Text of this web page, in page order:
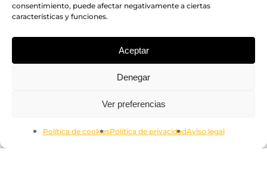
consentimiento, puede afectar negativamente a ciertas
características y funciones.
Aceptar
Denegar
Ver preferencias
Política de cookiesPolítica de privacidadAviso legal